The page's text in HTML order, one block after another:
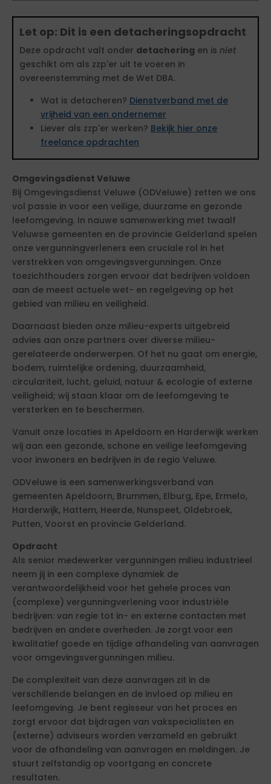
Let op: Dit is een detacheringsopdracht
Deze opdracht valt onder detachering en is niet
geschikt om als zzp'er uit te voeren in
overeenstemming met de Wet DBA.
Wat is detacheren? Dienstverband met de
vrijheid van een ondernemer
Liever als zzp'er werken? Bekijk hier onze
freelance opdrachten
Omgevingsdienst Veluwe
Bij Omgevingsdienst Veluwe (ODVeluwe) zetten we ons
vol passie in voor een veilige, duurzame en gezonde
leefomgeving. In nauwe samenwerking met twaalf
Veluwse gemeenten en de provincie Gelderland spelen
onze vergunningverleners een cruciale rol in het
verstrekken van omgevingsvergunningen. Onze
toezichthouders zorgen ervoor dat bedrijven voldoen
aan de meest actuele wet- en regelgeving op het
gebied van milieu en veiligheid.
Daarnaast bieden onze milieu-experts uitgebreid
advies aan onze partners over diverse milieu-
gerelateerde onderwerpen. Of het nu gaat om energie,
bodem, ruimtelijke ordening, duurzaamheid,
circulariteit, lucht, geluid, natuur & ecologie of externe
veiligheid; wij staan klaar om de leefomgeving te
versterken en te beschermen.
Vanuit onze locaties in Apeldoorn en Harderwijk werken
wij aan een gezonde, schone en veilige leefomgeving
voor inwoners en bedrijven in de regio Veluwe.
ODVeluwe is een samenwerkingsverband van
gemeenten Apeldoorn, Brummen, Elburg, Epe, Ermelo,
Harderwijk, Hattem, Heerde, Nunspeet, Oldebroek,
Putten, Voorst en provincie Gelderland.
Opdracht
Als senior medewerker vergunningen milieu industrieel
neem jij in een complexe dynamiek de
verantwoordelijkheid voor het gehele proces van
(complexe) vergunningverlening voor industriële
bedrijven: van regie tot in- en externe contacten met
bedrijven en andere overheden. Je zorgt voor een
kwalitatief goede en tijdige afhandeling van aanvragen
voor omgevingsvergunningen milieu.
De complexiteit van deze aanvragen zit in de
verschillende belangen en de invloed op milieu en
leefomgeving. Je bent regisseur van het proces en
zorgt ervoor dat bijdragen van vakspecialisten en
(externe) adviseurs worden verzameld en gebruikt
voor de afhandeling van aanvragen en meldingen. Je
stuurt zelfstandig op voortgang en concrete
resultaten.